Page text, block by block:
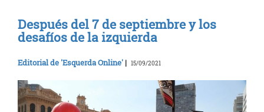
Después del 7 de septiembre y los
desafíos de la izquierda
Editorial de 'Esquerda Online' | 15/09/2021